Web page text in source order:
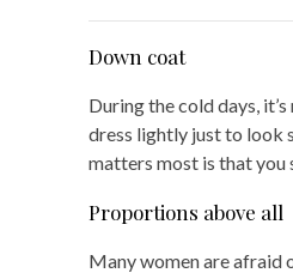
Down coat
During the cold days,
dress lightly just to look
matters most is that you
Proportions above all
Many women are afraid